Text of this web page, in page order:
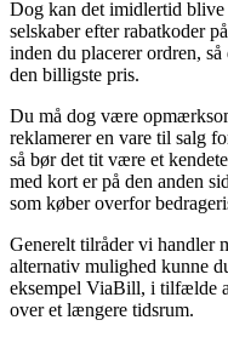
Dog kan det imidlertid
selskaber efter rabatkoder
inden du placerer ordren,
den billigste pris.
Du må dog være
reklamerer en vare til salg
så bør det tit være et
med kort er på den anden
som køber overfor
Generelt tilråder vi handler
alternativ mulighed kunne
eksempel ViaBill, i tilfælde
over et længere tidsrum.